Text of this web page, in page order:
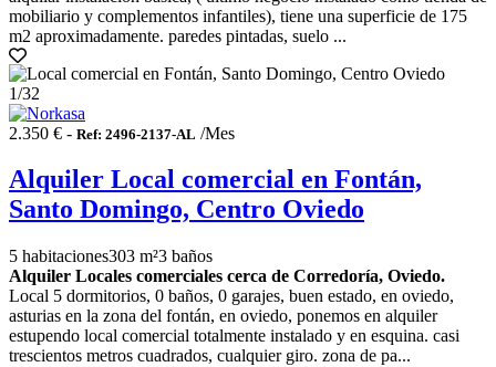
mobiliario y complementos infantiles), tiene una superficie de 175
m2 aproximadamente. paredes pintadas, suelo ...
1/32
2.350 € - Ref: 2496-2137-AL /Mes
Alquiler Local comercial en Fontán,
Santo Domingo, Centro Oviedo
5 habitaciones303 m²3 baños
Alquiler Locales comerciales cerca de Corredoría, Oviedo.
Local 5 dormitorios, 0 baños, 0 garajes, buen estado, en oviedo,
asturias en la zona del fontán, en oviedo, ponemos en alquiler
estupendo local comercial totalmente instalado y en esquina. casi
trescientos metros cuadrados, cualquier giro. zona de pa...